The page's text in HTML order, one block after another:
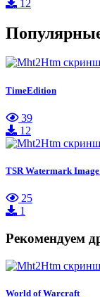
12
TimeEdition
39
12
TSR Watermark
25
1
Рекомендуем
World of Warcraft